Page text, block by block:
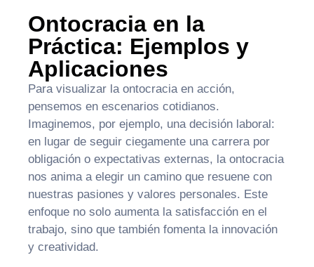
Ontocracia en la
Práctica: Ejemplos y
Aplicaciones
Para visualizar la ontocracia en acción,
pensemos en escenarios cotidianos.
Imaginemos, por ejemplo, una decisión laboral:
en lugar de seguir ciegamente una carrera por
obligación o expectativas externas, la ontocracia
nos anima a elegir un camino que resuene con
nuestras pasiones y valores personales. Este
enfoque no solo aumenta la satisfacción en el
trabajo, sino que también fomenta la innovación
y creatividad.